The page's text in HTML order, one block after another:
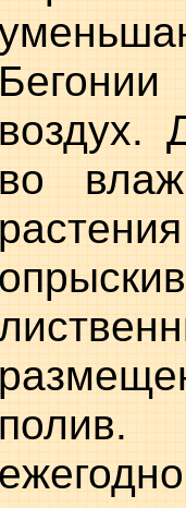
воздух.
во